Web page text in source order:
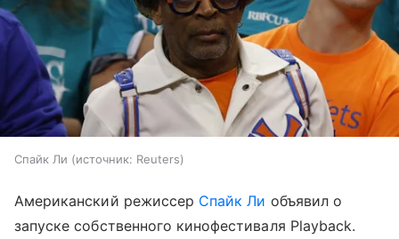
Спайк Ли источник: Reuters
Американский режиссер Спайк Ли объявил о
запуске собственного кинофестиваля Playback.